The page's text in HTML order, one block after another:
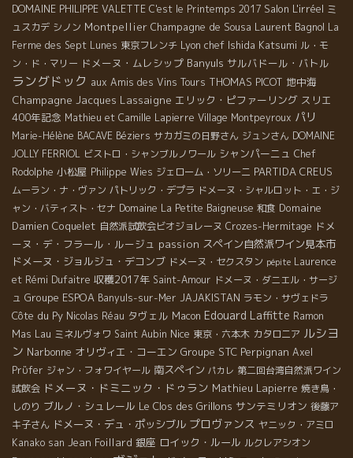
DOMAINE PHILIPPE VALETTE C'est le Printemps 2017 Salon L'irréel ミ
ュスカデ シノン Montpellier Champagne de Sousa Laurent Bagnol La
Ferme des Sept Lunes 東京フレンチ Lyon chef Ishida Katsumi ル・モ
ン・ド・マリー ドメーヌ・ムレシップ Banyuls サルバドール・バトル
ラングドック aux Amis des Vins Tours THOMAS PICOT 地中海
Champagne Jacques Lassaigne エリック・ピファーリング スリエ
400年記念 Mathieu et Camille Lapierre Village Montpeyroux パリ
Marie-Hélène BACAVE Béziers サカガミの日野さん ジュンさん DOMAINE
JOLLY FERRIOL ビストロ・シャンブルノワール シャンパーニュ Chef
Rodolphe 小松屋 Philippe Wies ジェローム・ソリーニ PARTIDA CREUS
ムーラン・ナ・ヴァン パトリック・デプラ ドメーヌ・シャルロット・エ・ジ
ャン・バティスト・セナ Domaine La Petite Baigneuse 和食 Domaine
Damien Coquelet 自然派試飲会ビオジョレーヌ Crozes-Hermitage ドメ
ーヌ・デ・フラール・ルージュ passion スペイン自然派ワイン見本市
ドメーヌ・ジョルジュ・デコンブ ドメーヌ・セクスタン pépite Laurence
et Rémi Dufaitre 収穫2017年 Saint-Amour ドメーヌ・ダニエル・サージ
ュ Groupe ESPOA Banyuls-sur-Mer JAJAKISTAN ラモン・サヴェドラ
Côte du Py Nicolas Réau タヴェル Macon Edouard Laffitte Ramon
Mas Lau ミネルヴォワ Saint Aubin Nice 東京・六本木 カタロニア ルシヨ
ン Narbonne オリヴィエ・コーエン Groupe STC Perpignan Axel
Prϋfer ジャン・フォワイヤール 南スペイン パカレ 第二回台湾自然派ワイン
試飲会 ドメーヌ・ドミニック・ドゥラン Mathieu Lapierre 焼き鳥・
しのり ブルノ・シュレール Le Clos des Grillons サンテミリオン 後藤ア
キ子さん ドメーヌ・デュ・ポッシブル プロヴァンス ヤニック・アミロ
Kanako san Jean Foillard 銀座 ロイック・ルール ルクレアシオン